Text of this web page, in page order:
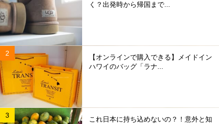
く？出発時から帰国まで...
【オンラインで購入できる】メイドイン
ハワイのバッグ「ラナ...
これ日本に持ち込めないの？！意外と知